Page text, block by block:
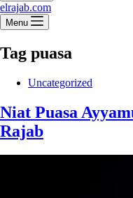
elrajab.com
Menu
Tag puasa
Uncategorized
Niat Puasa
Rajab